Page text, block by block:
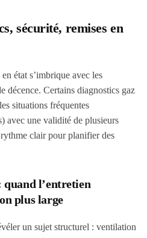
sécurité, remises en
état s’imbrique avec les
décence. Certains diagnostics gaz
situations fréquentes
avec une validité de plusieurs
clair pour planifier des
quand l’entretien
plus large
un sujet structurel : ventilation